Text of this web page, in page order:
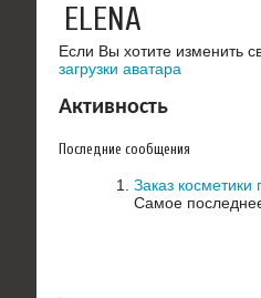
ELENA
Если Вы хотите изменить
загрузки аватара
Активность
Последние сообщения
Заказ косметики
Самое